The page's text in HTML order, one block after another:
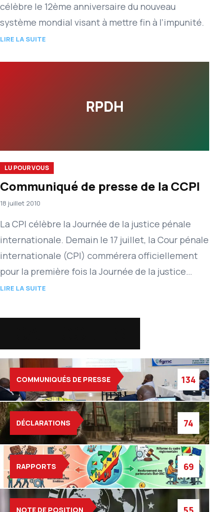
célèbre le 12ème anniversaire du nouveau
système mondial visant à mettre fin à l’impunité.
LIRE LA SUITE
RPDH
LU POUR VOUS
Communiqué de presse de la CCPI
18 juillet 2010
La CPI célèbre la Journée de la justice pénale
internationale. Demain le 17 juillet, la Cour pénale
internationale (CPI) commérera officiellement
pour la première fois la Journée de la justice
pénale internationale.…
LIRE LA SUITE
COMMUNIQUÉS DE PRESSE 134
DÉCLARATIONS 74
RAPPORTS 69
NOTE DE POSITION